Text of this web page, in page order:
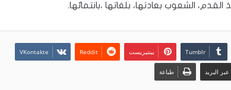
الشعوب بعادتها، بلغاتها ،بانتمائها.
بينتيريست
البريد طباعة